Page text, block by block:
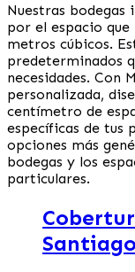
Nuestras
por el espacio
metros cúbicos.
predeterminados
necesidades. Con
personalizada,
centímetro de
específicas de tus
opciones más
bodegas y los
particulares.
Santiago